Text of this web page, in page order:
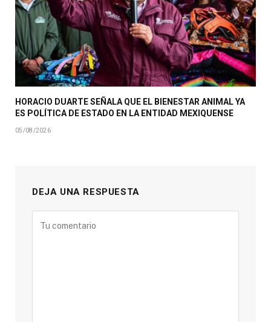
HORACIO DUARTE SEÑALA QUE EL BIENESTAR ANIMAL YA
ES POLÍTICA DE ESTADO EN LA ENTIDAD MEXIQUENSE
05/08/2026
DEJA UNA RESPUESTA